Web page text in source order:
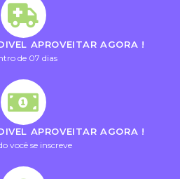
APROVEITAR AGORA !
de 07 dias
APROVEITAR AGORA !
você se inscreve